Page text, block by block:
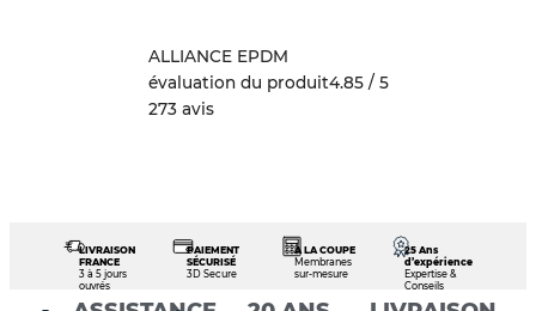
ALLIANCE EPDM
évaluation du produit4.85 / 5
273 avis
LIVRAISON
FRANCE
3 à 5 jours
ouvrés
PAIEMENT
SÉCURISÉ
3D Secure
À LA COUPE
Membranes
sur-mesure
25 Ans
d’expérience
Expertise &
Conseils